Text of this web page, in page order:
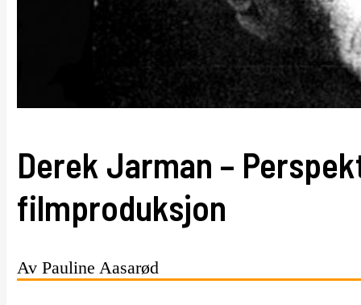
Derek Jarman –
filmproduksjon
Av Pauline Aasarød